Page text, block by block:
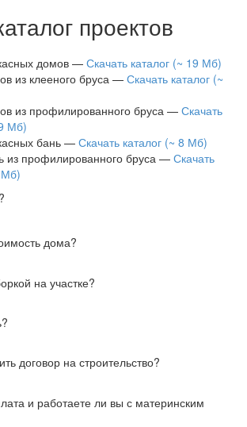
проектов
домов — Скачать каталог (~ 19 Мб)
из клееного бруса — Скачать каталог (~
из профилированного бруса — Скачать
Мб)
бань — Скачать каталог (~ 8 Мб)
из профилированного бруса — Скачать
Мб)
дома?
на участке?
договор на строительство?
и работаете ли вы с материнским